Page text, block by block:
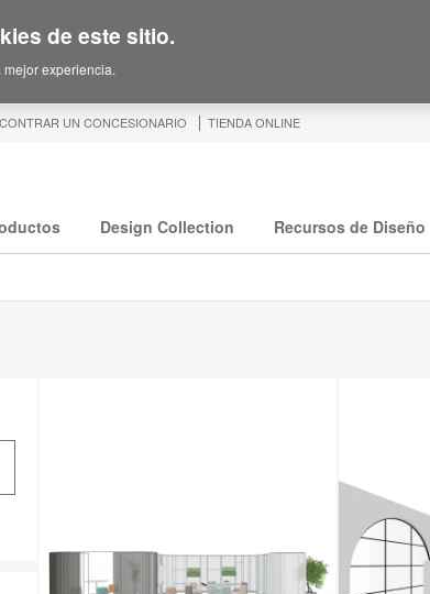
UN CONCESIONARIO TIENDA ONLINE
Design Collection Recursos de Diseño
de este sitio.
experiencia.